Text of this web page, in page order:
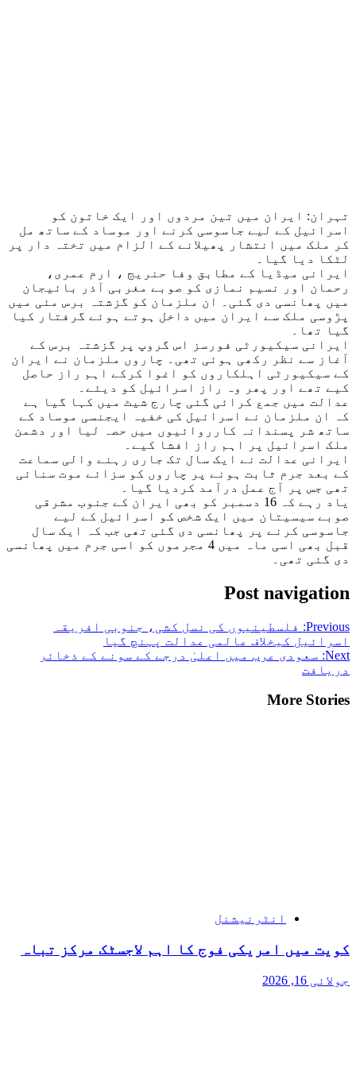
تہران: ایران میں تین مردوں اور ایک خاتون کو
اسرائیل کے لیے جاسوسی کرنے اور موساد کے ساتھ مل
کر ملک میں انتشار پھیلانے کے الزام میں تختہ دار پر
لٹکا دیا گیا۔
ایرانی میڈیا کے مطابق وفا حنریج ، ارم عمری،
رحمان اور نسیم نمازی کو صوبے مغربی آذر بائیجان
میں پھانسی دی گئی۔ ان ملزمان کو گزشتہ برس مئی میں
پڑوسی ملک سے ایران میں داخل ہوتے ہوئے گرفتار کیا
گیا تھا۔
ایرانی سیکیورٹی فورسز اس گروپ پر گزشتہ برس کے
آغاز سے نظر رکھی ہوئی تھی۔ چاروں ملزمان نے ایران
کے سیکیورٹی اہلکاروں کو اغوا کرکے اہم راز حاصل
کیے تھے اور پھر وہ راز اسرائیل کو دیئے۔
عدالت میں جمع کرائی گئی چارج شیٹ میں کہا گیا ہے
کہ ان ملزمان نے اسرائیل کی خفیہ ایجنسی موساد کے
ساتھ شر پسندانہ کارروائیوں میں حصہ لیا اور دشمن
ملک اسرائیل پر اہم راز افشا کیے۔
ایرانی عدالت نے ایک سال تک جاری رہنے والی سماعت
کے بعد جرم ثابت ہونے پر چاروں کو سزائے موت سنائی
تھی جس پر آج عمل درآمد کردیا گیا۔
یاد رہے کہ 16 دسمبر کو بھی ایران کے جنوب مشرقی
صوبے سیسیتان میں ایک شخص کو اسرائیل کے لیے
جاسوسی کرنے پر پھانسی دی گئی تھی جب کہ ایک سال
قبل بھی اسی ماہ میں 4 مجرموں کو اسی جرم میں پھانسی
دی گئی تھی۔
Post navigation
Previous:
فلسطینیوں کی نسل کشی، جنوبی افریقہ
اسرائیل کیخلاف عالمی عدالت پہنچ گیا
Next: سعودی عرب میں اعلیٰ درجے کے سونے کے ذخائر
دریافت
More Stories
انٹرنیشنل
کویت میں امریکی فوج کا اہم لاجسٹک مرکز تباہ
جولائی 16, 2026